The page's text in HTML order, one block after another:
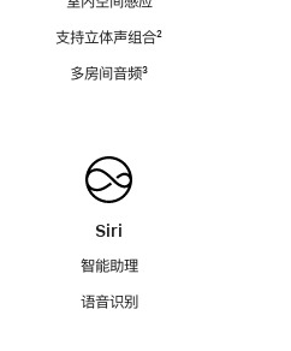
支持立体声组合脚
²
多房间音频脚
³
Siri
智能助理
语音识别